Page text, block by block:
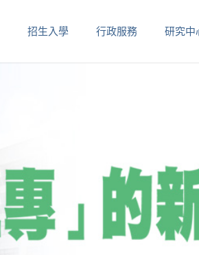
招生入學 行政服務 研究中